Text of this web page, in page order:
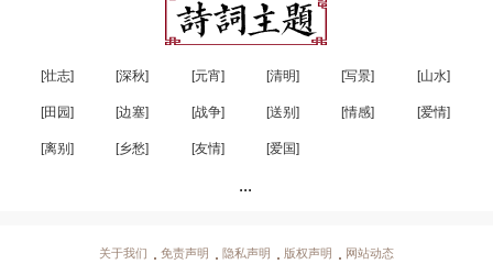
[壮志] [深秋] [元宵] [清明] [写景] [山水]
[田园] [边塞] [战争] [送别] [情感] [爱情]
[离别] [乡愁] [友情] [爱国]
...
关于我们 免责声明 隐私声明 版权声明 网站动态